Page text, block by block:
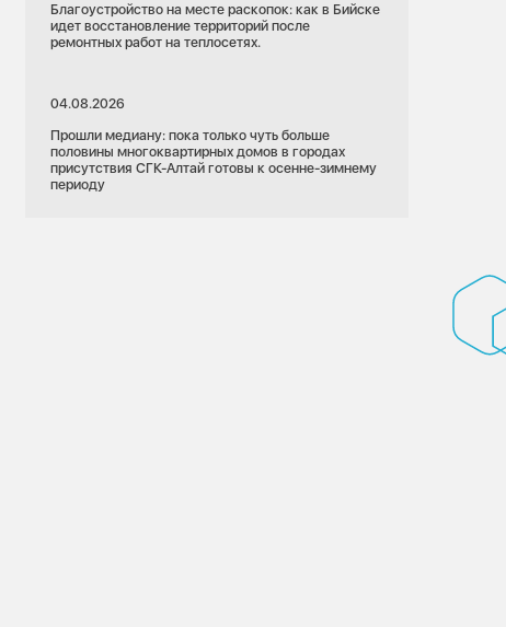
Благоустройство на месте раскопок: как в Бийске
идет восстановление территорий после
ремонтных работ на теплосетях.
04.08.2026
Прошли медиану: пока только чуть больше
половины многоквартирных домов в городах
присутствия СГК-Алтай готовы к осенне-зимнему
периоду